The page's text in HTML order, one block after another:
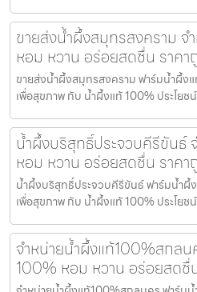
ขายส่งน้ำผึ้งสมุทรสงคราม จ
หอม หวาน อร่อยสดชื่น ราคา
ขายส่งน้ำผึ้งสมุทรสงคราม ฟาร์มน้ำผึ้ง
เพื่อสุขภาพ กับ น้ำผึ้งแท้ 100% ประโยช
น้ำผึ้งบริสุทธิ์ประจวบคีรีขันธ์
หอม หวาน อร่อยสดชื่น ราคา
น้ำผึ้งบริสุทธิ์ประจวบคีรีขันธ์ ฟาร์มน้ำผึ้
เพื่อสุขภาพ กับ น้ำผึ้งแท้ 100% ประโยช
จำหน่ายน้ำผึ้งแท้100%สกล
100% หอม หวาน อร่อยสดชื่